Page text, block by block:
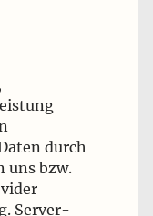
durch
uns bzw.
Server-